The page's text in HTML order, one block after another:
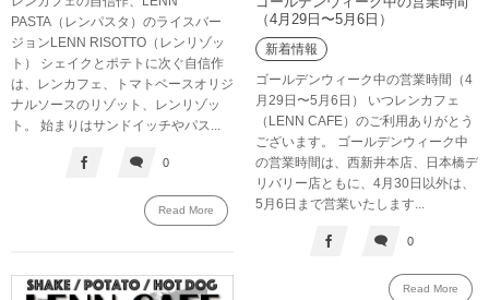
PASTA（レンパスタ）のライスバー
ジョンLENN RISOTTO（レンリゾッ
ト） シェイクとポテトに次ぐ自信作
は、レンカフェ、トマトベースオリジ
ナルソースのリゾット、レンリゾッ
ト。 始まりはサンドイッチやパス...
0
Read More
（4月29日〜5月6日）
新着情報
ゴールデンウィーク中の営業時間（4
月29日〜5月6日） いつレンカフェ
（LENN CAFE）のご利用ありがとう
ございます。 ゴールデンウィーク中
の営業時間は、西新井本店、日本橋デ
リバリー店ともに、4月30日以外は、
5月6日まで営業いたします...
0
Read More